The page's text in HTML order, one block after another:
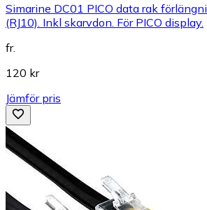
Simarine DC01 PICO data rak
(RJ10). Inkl skarvdon. För PICO display.
fr.
120 kr
Jämför pris